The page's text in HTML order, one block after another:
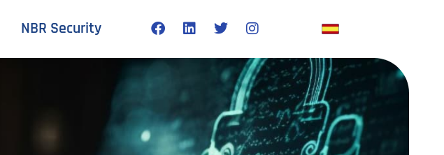
NBR Security